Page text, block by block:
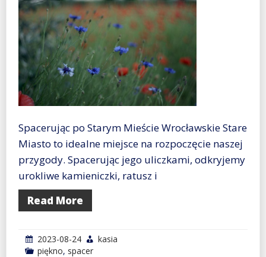
Spacerując po Starym Mieście Wrocławskie Stare
Miasto to idealne miejsce na rozpoczęcie naszej
przygody. Spacerując jego uliczkami, odkryjemy
urokliwe kamieniczki, ratusz i
Read More
2023-08-24
kasia
piękno, spacer